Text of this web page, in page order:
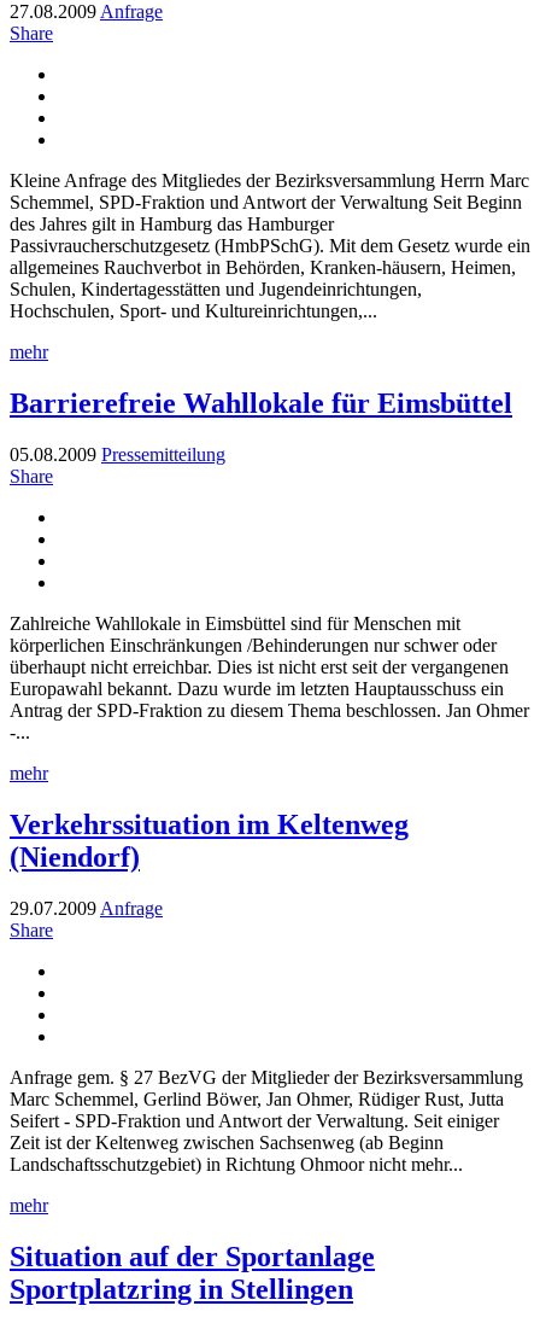
27.08.2009 Anfrage
Share
Kleine Anfrage des Mitgliedes der Bezirksversammlung Herrn Marc
Schemmel, SPD-Fraktion und Antwort der Verwaltung Seit Beginn
des Jahres gilt in Hamburg das Hamburger
Passivraucherschutzgesetz (HmbPSchG). Mit dem Gesetz wurde ein
allgemeines Rauchverbot in Behörden, Kranken-häusern, Heimen,
Schulen, Kindertagesstätten und Jugendeinrichtungen,
Hochschulen, Sport- und Kultureinrichtungen,...
mehr
Barrierefreie Wahllokale für Eimsbüttel
05.08.2009 Pressemitteilung
Share
Zahlreiche Wahllokale in Eimsbüttel sind für Menschen mit
körperlichen Einschränkungen /Behinderungen nur schwer oder
überhaupt nicht erreichbar. Dies ist nicht erst seit der vergangenen
Europawahl bekannt. Dazu wurde im letzten Hauptausschuss ein
Antrag der SPD-Fraktion zu diesem Thema beschlossen. Jan Ohmer
-...
mehr
Verkehrssituation im Keltenweg
(Niendorf)
29.07.2009 Anfrage
Share
Anfrage gem. § 27 BezVG der Mitglieder der Bezirksversammlung
Marc Schemmel, Gerlind Böwer, Jan Ohmer, Rüdiger Rust, Jutta
Seifert - SPD-Fraktion und Antwort der Verwaltung. Seit einiger
Zeit ist der Keltenweg zwischen Sachsenweg (ab Beginn
Landschaftsschutzgebiet) in Richtung Ohmoor nicht mehr...
mehr
Situation auf der Sportanlage
Sportplatzring in Stellingen